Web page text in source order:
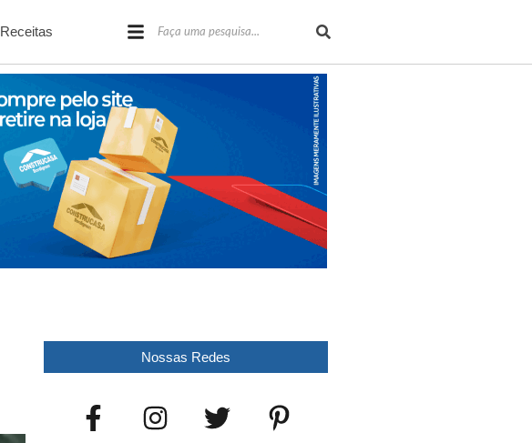
Receitas
Nossas Redes